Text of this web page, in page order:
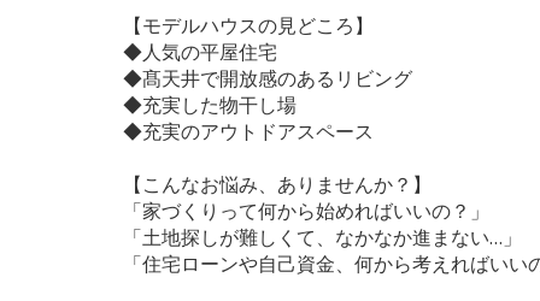
【モデルハウスの見どころ】
◆人気の平屋住宅
◆髙天井で開放感のあるリビング
◆充実した物干し場
◆充実のアウトドアスペース
【こんなお悩み、ありませんか？】
「家づくりって何から始めればいいの？」
「土地探しが難しくて、なかなか進まない…」
「住宅ローンや自己資金、何から考えればいい